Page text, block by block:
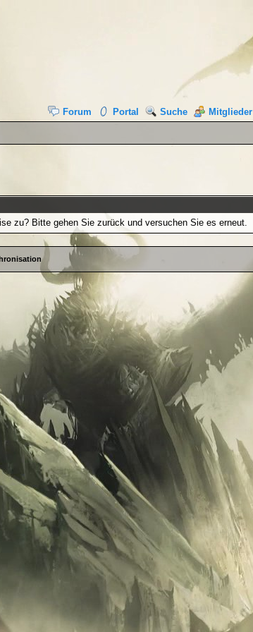
Forum Portal Suche Mitglieder
zu? Bitte gehen Sie zurück und versuchen Sie es erneut.